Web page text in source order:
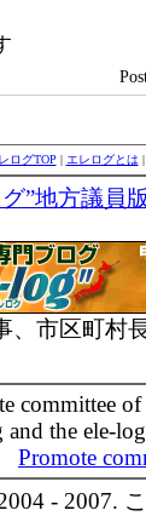
ログTOP | エレログとは
”地方議員
、市区町村
committee
and the ele-
Promote
- 2007.